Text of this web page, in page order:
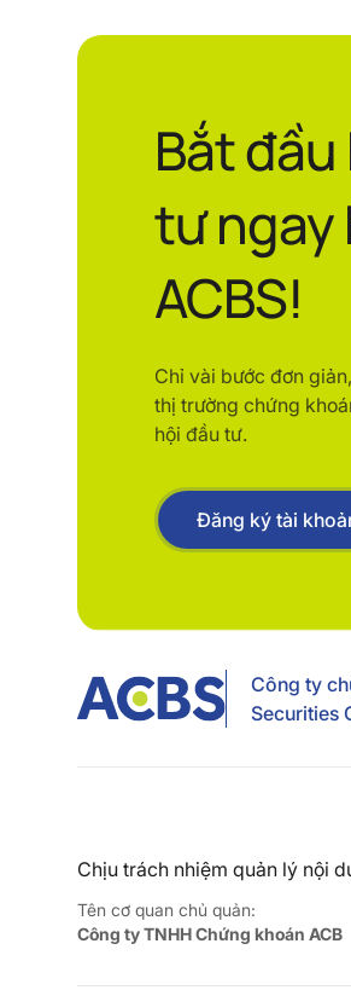
Bắt
tư ngay
ACBS!
Chỉ vài bước đơn
thị trường chứng
hội đầu tư.
Đăng ký tài
Công ty
Securities
Chịu trách nhiệm quản lý nội
Tên cơ quan chủ quản:
Công ty TNHH Chứng khoán ACB